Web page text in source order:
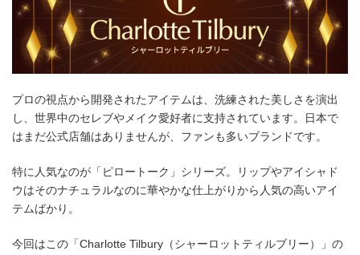
プロの視点から開発されたアイテムは、洗練された美しさを演出
し、世界中のセレブやメイク愛好者に支持されています。日本で
はまだ公式店舗はありませんが、ファンも多いブランドです。
特に人気なのが「ピロートーク」シリーズ。リップやアイシャド
ウはそのナチュラルなのに華やかな仕上がりから人気の高いアイ
テムばかり。
今回はこの「Charlotte Tilbury（シャーロットティルブリー）」の